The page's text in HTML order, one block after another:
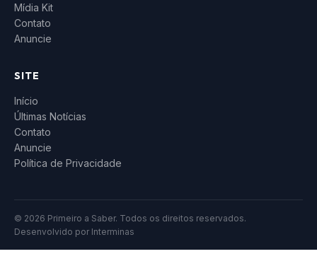
Mídia Kit
Contato
Anuncie
SITE
Início
Últimas Notícias
Contato
Anuncie
Política de Privacidade
© 2026 Primeiro a Saber. Todos os direitos reservados.
Desenvolvido por Interminas